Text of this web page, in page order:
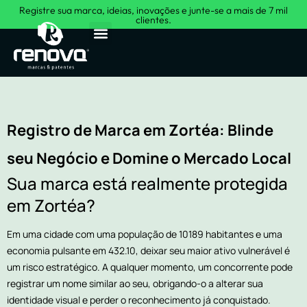
Registre sua marca, ideias, inovações e junte-se a mais de 7 mil
clientes.
Registro de Marca em Zortéa: Blinde
seu Negócio e Domine o Mercado Local
Sua marca está realmente protegida
em Zortéa?
Em uma cidade com uma população de 10189 habitantes e uma
economia pulsante em 432.10, deixar seu maior ativo vulnerável é
um risco estratégico. A qualquer momento, um concorrente pode
registrar um nome similar ao seu, obrigando-o a alterar sua
identidade visual e perder o reconhecimento já conquistado.